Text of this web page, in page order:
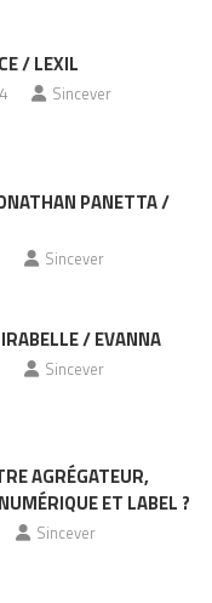
/ LEXIL
Sincever
PANETTA /
Sincever
/ EVANNA
Sincever
AGRÉGATEUR,
ET LABEL ?
Sincever